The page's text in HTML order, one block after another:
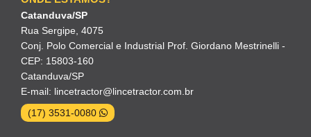
Catanduva/SP
Rua Sergipe, 4075
Conj. Polo Comercial e Industrial Prof. Giordano Mestrinelli -
CEP: 15803-160
Catanduva/SP
E-mail: lincetractor@lincetractor.com.br
(17) 3531-0080